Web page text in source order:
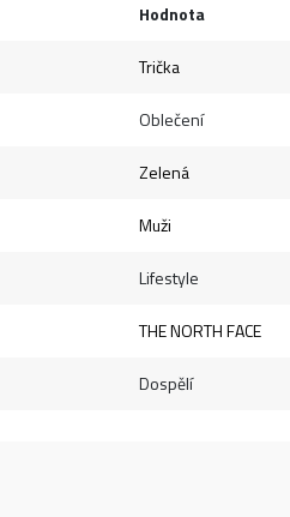
Hodnota
Trička
Oblečení
Zelená
Muži
Lifestyle
THE NORTH FACE
Dospělí